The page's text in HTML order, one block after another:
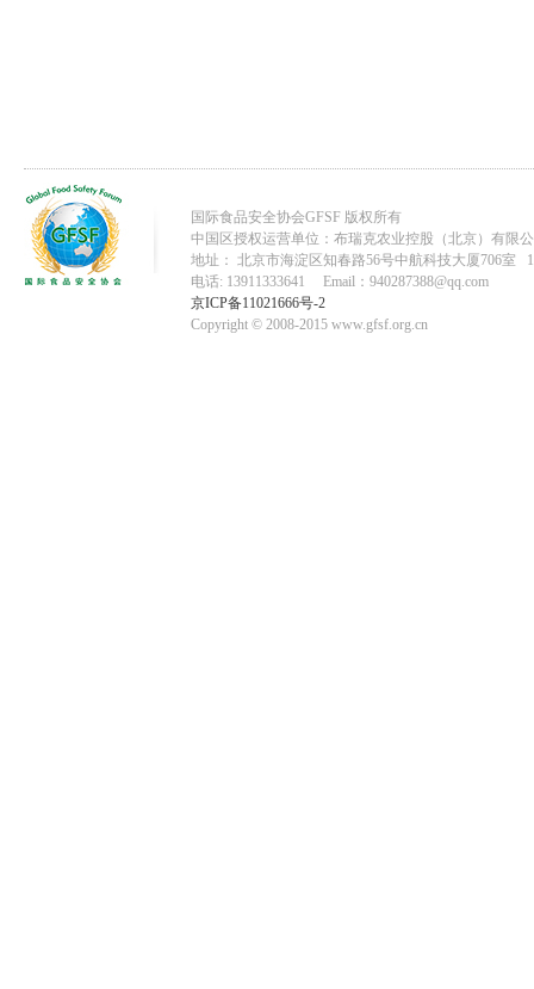
国际食品安全协会GFSF 版权所有
中国区授权运营单位：布瑞克农业控股（北京）有限
地址： 北京市海淀区知春路56号中航科技大厦706室
电话: 13911333641 Email：940287388@qq.com
京ICP备11021666号-2
Copyright © 2008-2015 www.gfsf.org.cn